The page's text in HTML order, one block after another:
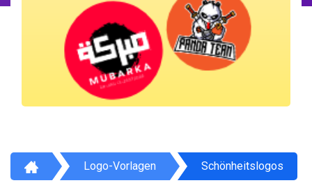
Logo-Vorlagen Schönheitslogos